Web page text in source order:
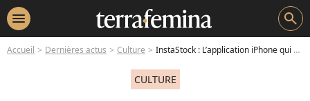
menu search
Accueil Dernières actus Culture InstaStock : L’application iPhone qui dévoile la faille
CULTURE